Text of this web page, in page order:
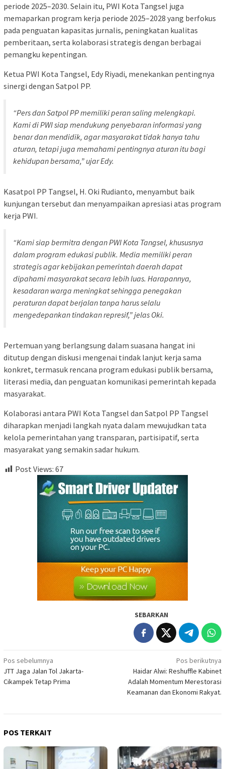
periode 2025–2030. Selain itu, PWI Kota Tangsel juga
memaparkan program kerja periode 2025–2028 yang berfokus
pada penguatan kapasitas jurnalis, peningkatan kualitas
pemberitaan, serta kolaborasi strategis dengan berbagai
pemangku kepentingan.
Ketua PWI Kota Tangsel, Edy Riyadi, menekankan pentingnya
sinergi dengan Satpol PP.
“Pers dan Satpol PP memiliki peran saling melengkapi.
Kami di PWI siap mendukung penyebaran informasi yang
benar dan mendidik, agar masyarakat tidak hanya tahu
aturan, tetapi juga memahami pentingnya aturan itu bagi
kehidupan bersama,” ujar Edy.
Kasatpol PP Tangsel, H. Oki Rudianto, menyambut baik
kunjungan tersebut dan menyampaikan apresiasi atas program
kerja PWI.
“Kami siap bermitra dengan PWI Kota Tangsel, khususnya
dalam program edukasi publik. Media memiliki peran
strategis agar kebijakan pemerintah daerah dapat
dipahami masyarakat secara lebih luas. Harapannya,
kesadaran warga meningkat sehingga penegakan
peraturan dapat berjalan tanpa harus selalu
mengedepankan tindakan represif,” jelas Oki.
Pertemuan yang berlangsung dalam suasana hangat ini
ditutup dengan diskusi mengenai tindak lanjut kerja sama
konkret, termasuk rencana program edukasi publik bersama,
literasi media, dan penguatan komunikasi pemerintah kepada
masyarakat.
Kolaborasi antara PWI Kota Tangsel dan Satpol PP Tangsel
diharapkan menjadi langkah nyata dalam mewujudkan tata
kelola pemerintahan yang transparan, partisipatif, serta
masyarakat yang semakin sadar hukum.
Post Views: 67
SEBARKAN
Navigasi
pos
Pos sebelumnya
JTT Jaga Jalan Tol Jakarta-
Cikampek Tetap Prima
Pos berikutnya
Haidar Alwi: Reshuffle Kabinet
Adalah Momentum Merestorasi
Keamanan dan Ekonomi Rakyat.
POS TERKAIT